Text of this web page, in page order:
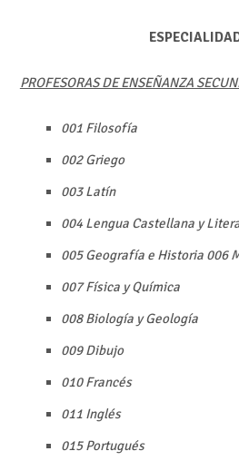
PROFESORAS DE ENSEÑANZA
001 Filosofía
002 Griego
003 Latín
004 Lengua Castellana y
005 Geografía e Historia 006
007 Física y Química
008 Biología y Geología
009 Dibujo
010 Francés
011 Inglés
015 Portugués